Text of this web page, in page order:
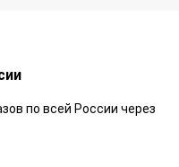
по всей России через